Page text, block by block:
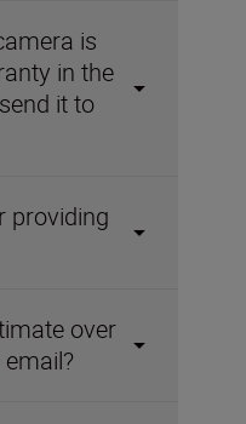
is
in the
it to
providing
over